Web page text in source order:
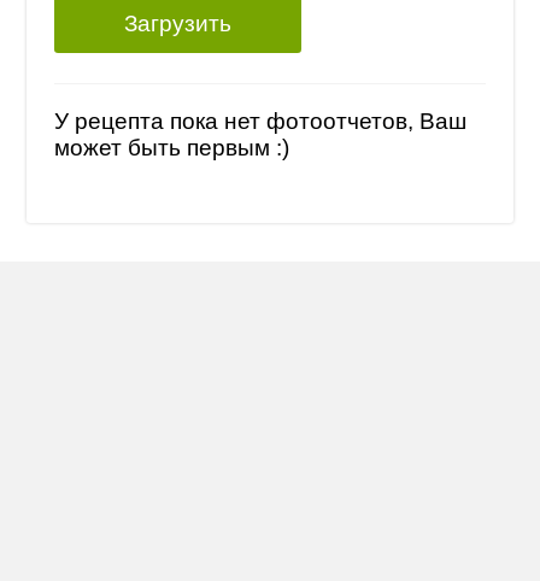
Загрузить
У рецепта пока нет фотоотчетов, Ваш
может быть первым :)